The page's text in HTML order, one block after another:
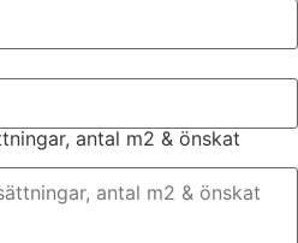
antal m2 & önskat